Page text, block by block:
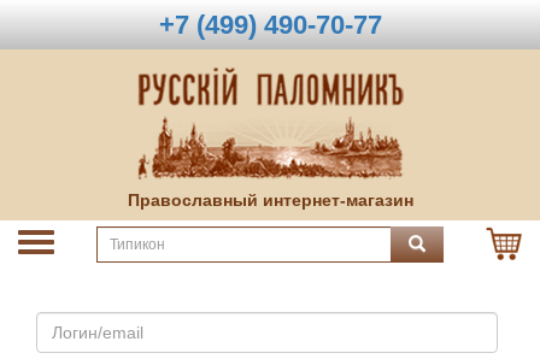
+7 (499) 490-70-77
Православный интернет-магазин
Email